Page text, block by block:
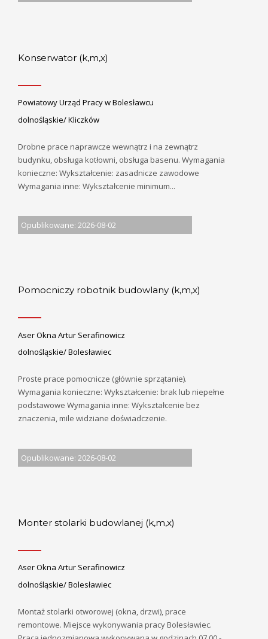
Konserwator (k,m,x)
Powiatowy Urząd Pracy w Bolesławcu
dolnośląskie/ Kliczków
Drobne prace naprawcze wewnątrz i na zewnątrz
budynku, obsługa kotłowni, obsługa basenu. Wymagania
konieczne: Wykształcenie: zasadnicze zawodowe
Wymagania inne: Wykształcenie minimum...
Opublikowane: 2026-08-02
Pomocniczy robotnik budowlany (k,m,x)
Aser Okna Artur Serafinowicz
dolnośląskie/ Bolesławiec
Proste prace pomocnicze (głównie sprzątanie).
Wymagania konieczne: Wykształcenie: brak lub niepełne
podstawowe Wymagania inne: Wykształcenie bez
znaczenia, mile widziane doświadczenie.
Opublikowane: 2026-08-02
Monter stolarki budowlanej (k,m,x)
Aser Okna Artur Serafinowicz
dolnośląskie/ Bolesławiec
Montaż stolarki otworowej (okna, drzwi), prace
remontowe. Miejsce wykonywania pracy Bolesławiec.